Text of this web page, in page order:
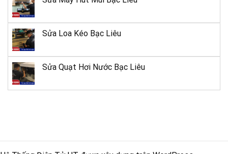
Sửa Loa Kéo Bạc Liêu
Sửa Quạt Hơi Nước Bạc Liêu